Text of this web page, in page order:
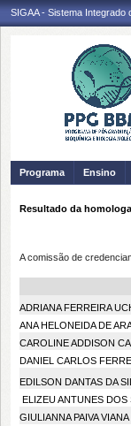
SIGAA - Sistema Integrado
Programa Ensino
Resultado da
A comissão de
ADRIANA FERREIRA
ANA HELONEIDA DE
CAROLINE ADDISON
DANIEL CARLOS
EDILSON DANTAS DA
ELIZEU ANTUNES DOS
GIULIANNA PAIVA